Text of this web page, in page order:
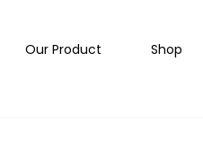
Our Product Shop